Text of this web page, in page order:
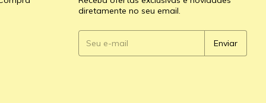
diretamente no seu email.